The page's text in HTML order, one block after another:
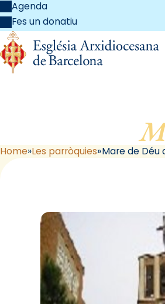
Agenda
Fes un donatiu
Home Les parròquies Mare de Déu